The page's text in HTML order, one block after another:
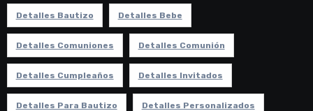
Detalles Bautizo Detalles Bebe
Detalles Comuniones Detalles Comunión
Detalles Cumpleaños Detalles Invitados
Detalles Para Bautizo Detalles Personalizados